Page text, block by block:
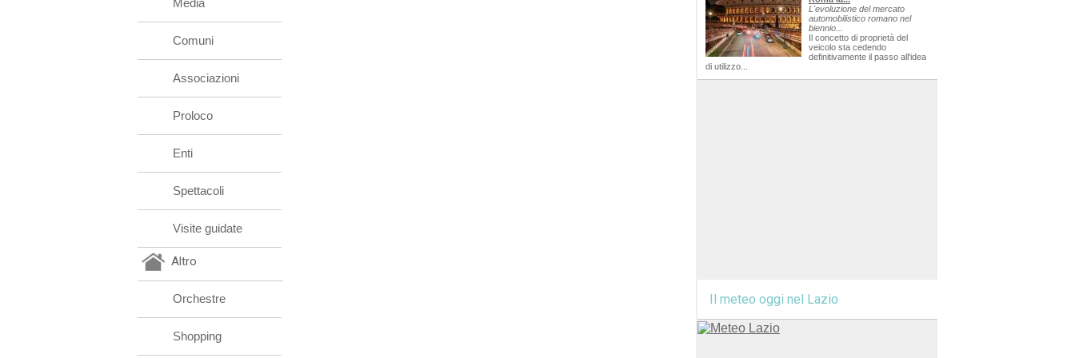
Media
Comuni
Associazioni
Proloco
Enti
Spettacoli
Visite guidate
Altro
Orchestre
Shopping
L'evoluzione del mercato
automobilistico romano nel
biennio...
Il concetto di proprietà del
veicolo sta cedendo
definitivamente il passo all'idea
di utilizzo...
Il meteo oggi nel Lazio